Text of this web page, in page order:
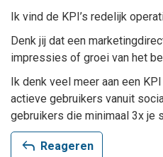
Ik vind de KPI’s redelijk
Denk jij dat een
impressies of groei van het
Ik denk veel meer aan een
actieve gebruikers vanuit
gebruikers die minimaal 3x je
reply Reageren